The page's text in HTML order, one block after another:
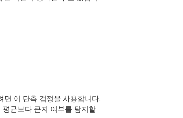
이 단측 검정을 사용합니다.
균보다 큰지 여부를 탐지할